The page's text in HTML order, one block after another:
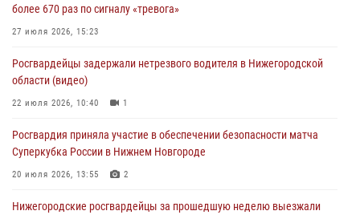
более 670 раз по сигналу «тревога»
27 июля 2026, 15:23
Росгвардейцы задержали нетрезвого водителя в Нижегородской
области (видео)
22 июля 2026, 10:40 1
Росгвардия приняла участие в обеспечении безопасности матча
Суперкубка России в Нижнем Новгороде
20 июля 2026, 13:55 2
Нижегородские росгвардейцы за прошедшую неделю выезжали